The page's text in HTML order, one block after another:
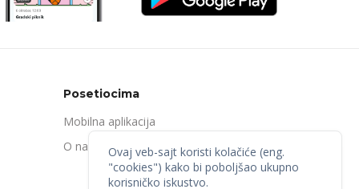
Posetiocima
Mobilna aplikacija
O nama
Ovaj veb-sajt koristi kolačiće (eng.
"cookies") kako bi poboljšao ukupno
korisničko iskustvo.